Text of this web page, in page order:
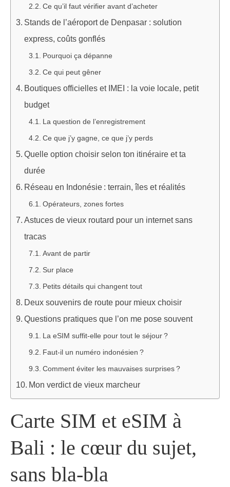
Ce qu’il faut vérifier avant d’acheter
Stands de l’aéroport de Denpasar : solution
express, coûts gonflés
Pourquoi ça dépanne
Ce qui peut gêner
Boutiques officielles et IMEI : la voie locale, petit
budget
La question de l’enregistrement
Ce que j’y gagne, ce que j’y perds
Quelle option choisir selon ton itinéraire et ta
durée
Réseau en Indonésie : terrain, îles et réalités
Opérateurs, zones fortes
Astuces de vieux routard pour un internet sans
tracas
Avant de partir
Sur place
Petits détails qui changent tout
Deux souvenirs de route pour mieux choisir
Questions pratiques que l’on me pose souvent
La eSIM suffit-elle pour tout le séjour ?
Faut-il un numéro indonésien ?
Comment éviter les mauvaises surprises ?
Mon verdict de vieux marcheur
Carte SIM et eSIM à
Bali : le cœur du sujet,
sans bla-bla